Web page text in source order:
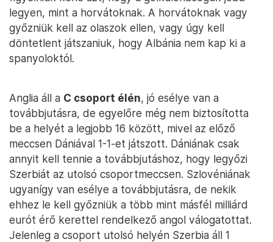
legyen, mint a horvátoknak. A horvátoknak vagy
győzniük kell az olaszok ellen, vagy úgy kell
döntetlent játszaniuk, hogy Albánia nem kap ki a
spanyoloktól.
Anglia áll a C csoport élén, jó esélye van a
továbbjutásra, de egyelőre még nem biztosította
be a helyét a legjobb 16 között, mivel az előző
meccsen Dániával 1-1-et játszott. Dániának csak
annyit kell tennie a továbbjutáshoz, hogy legyőzi
Szerbiát az utolsó csoportmeccsen. Szlovéniának
ugyanígy van esélye a továbbjutásra, de nekik
ehhez le kell győzniük a több mint másfél milliárd
eurót érő kerettel rendelkező angol válogatottat.
Jelenleg a csoport utolsó helyén Szerbia áll 1